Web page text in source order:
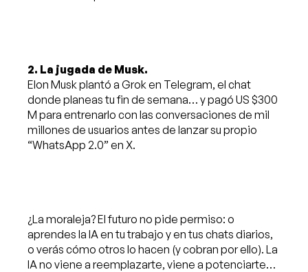
2. La jugada de Musk.
Elon Musk plantó a Grok en Telegram, el chat
donde planeas tu fin de semana… y pagó US $300
M para entrenarlo con las conversaciones de mil
millones de usuarios antes de lanzar su propio
“WhatsApp 2.0” en X.
¿La moraleja? El futuro no pide permiso: o
aprendes la IA en tu trabajo y en tus chats diarios,
o verás cómo otros lo hacen (y cobran por ello). La
IA no viene a reemplazarte, viene a potenciarte…